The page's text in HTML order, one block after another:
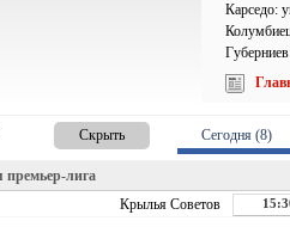
Карседо:
Скрыть Сегодня (8)
премьер-лига
Крылья Советов